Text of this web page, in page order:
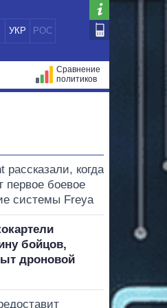
УКР РОС
Сравнение
политиков
рассказали, когда
первое боевое
системы Freya
бойцов,
дроновой